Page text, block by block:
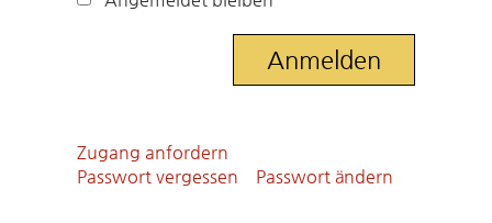
Zugang anfordern
Passwort vergessen
Passwort ändern